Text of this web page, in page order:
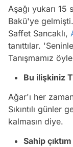
Aşağı yukarı
Bakü'ye
Saffet Sancaklı,
tanıttılar.
Tanışmamız
Bu ilişkiniz
Ağar'ı her
Sıkıntılı günler
kalmasın diye.
Sahip